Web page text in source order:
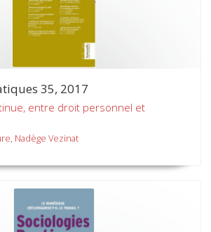
35, 2017
entre droit personnel et
Nadège Vezinat